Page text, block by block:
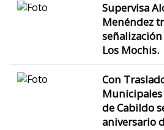
Supervisa
Menéndez
Los Mochis.
Con
Municipales
de Cabildo
aniversario